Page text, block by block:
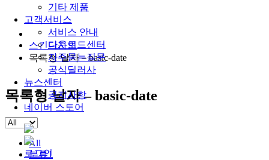
기타 제품
고객서비스
서비스 안내
다운로드센터
자주묻는질문
공식딜러사
뉴스센터
공지사항
네이버 스토어
로그인
스킨디자인
목록형 날자 – basic-date
목록형 날자 – basic-date
All
분류1